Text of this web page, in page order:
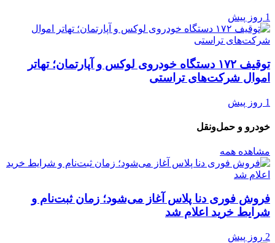
1 روز پیش
توقیف ۱۷۲ دستگاه خودروی لوکس و آپارتمان؛ تهاتر
اموال شرکت‌های تراستی
1 روز پیش
خودرو و حمل‌و‌نقل
مشاهده همه
فروش فوری دنا پلاس آغاز می‌شود؛ زمان ثبت‌نام و
شرایط خرید اعلام شد
2 روز پیش